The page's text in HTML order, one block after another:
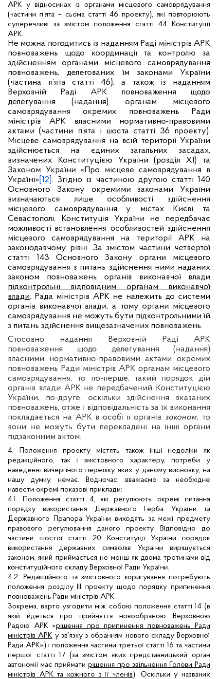
АРК у відносинах із органами місцевого самоврядування
(частини п’ята – сьома статті 46 проекту), які повторюють
суперечливі за змістом положення статті 44 Конституції
АРК.
Не можна погодитись із наданням Раді міністрів АРК
повноважень щодо координації та контролю за
здійсненням органами місцевого самоврядування
повноважень, делегованих їм законами України
(частина п’ята статті 46), а також із наданням
Верховній Раді АРК повноваження щодо
делегування (надання) органам місцевого
самоврядування окремих повноважень Ради
міністрів АРК власними нормативно-правовими
актами (частини п’ята і шоста статті 36 проекту).
Місцеве самоврядування на всій території України
здійснюється на єдиних загальних засадах,
визначених Конституцією України (розділ ХІ) та
Законом України «Про місцеве самоврядування в
Україні» [12] . Згідно із частиною другою статті 140
Основного Закону окремими законами України
визначаються лише особливості здійснення
місцевого самоврядування у містах Києві та
Севастополі. Конституція України не передбачає
можливості встановлення особливостей здійснення
місцевого самоврядування на території АРК на
законодавчому рівні. За змістом частини четвертої
статті 143 Основного Закону органи місцевого
самоврядування з питань здійснення ними наданих
законом повноважень органів виконавчої влади
підконтрольні відповідним органам виконавчої
влади. Рада міністрів АРК не належить до системи
органів виконавчої влади, а тому органи місцевого
самоврядування не можуть бути підконтрольними їй
з питань здійснення вищезазначених повноважень.
Стосовно надання Верховній Раді АРК
повноваження щодо делегування (надання)
власними нормативно-правовими актами окремих
повноважень Ради міністрів АРК органам місцевого
самоврядування, то по-перше, такий порядок дій
органів влади АРК не передбачений Конституцією
України, по-друге, оскільки здійснення вказаних
повноважень, отже і відповідальність за їх виконання
покладається на АРК в особі її органів законом, то
вони не можуть бути перекладені на інші органи
підзаконним актом.
4.
Положення проекту містять також інші недоліки як
редакційного, так і змістовного характеру, потреби у
наведенні вичерпного переліку яких у даному висновку, на
нашу думку, немає. Водночас, вважаємо за необхідне
навести окремі показові приклади:
4.1. Положення статті 4, які регулюють окремі питання
порядку використання Державного Герба України та
Державного Прапора України виходять за межі предмету
правового регулювання даного проекту. Відповідно до
частини шостої статті 20 Конституції України порядок
використання державних символів України вирішується
законом, який приймається не менш як двома третинами від
конституційного складу Верховної Ради України.
4.2. Редакційного та змістовного коригування потребують
положення розділу ІІІ проекту щодо порядку припинення
повноважень Ради міністрів АРК.
Зокрема, варто узгодити між собою положення статті 14 (в
якій йдеться про прийняття новообраною Верховною
Радою АРК «рішення про припинення повноважень Ради
міністрів АРК у зв’язку з обранням нового складу Верховної
Ради АРК») і положення частини третьої статті 16 та частини
першої статті 17 (за змістом яких представницький орган
автономії має приймати рішення про звільнення Голови Ради
міністрів АРК та кожного з її членів). Оскільки у названих